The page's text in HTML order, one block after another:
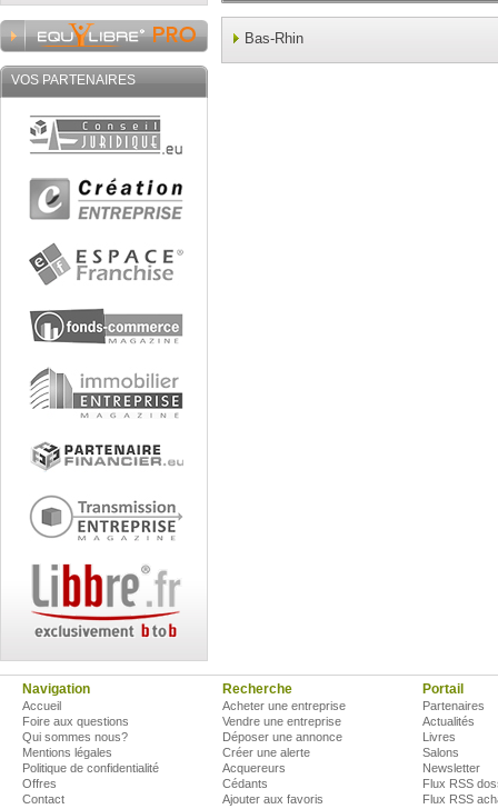
VOS PARTENAIRES
Bas-Rhin
Navigation
Accueil
Foire aux questions
Qui sommes nous?
Mentions légales
Politique de confidentialité
Offres
Contact
Recherche
Acheter une entreprise
Vendre une entreprise
Déposer une annonce
Créer une alerte
Acquereurs
Cédants
Ajouter aux favoris
Portail
Partenaires
Actualités
Livres
Salons
Newsletter
Flux RSS
Flux RSS